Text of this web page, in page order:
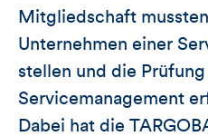
Mitgliedschaft
Unternehmen einer
stellen und die Prüfung
Servicemanagement
Dabei hat die